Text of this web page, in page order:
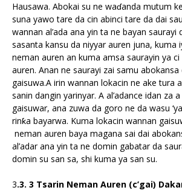
Hausawa. Abokai su ne waɗanda mutum
suna yawo tare da cin abinci tare da dai
wannan al’ada ana yin ta ne bayan saurayi
sasanta kansu da niyyar auren juna, kuma
neman auren an kuma amsa saurayin ya
auren. Anan ne saurayi zai samu
gaisuwa.A irin wannan lokacin ne ake tura
sanin dangin yarinyar. A al’adance idan za
gaisuwar, ana zuwa da goro ne da wasu
rinƙa bayarwa. Kuma lokacin wannan
neman auren baya magana sai dai
al’adar ana yin ta ne domin gabatar da
domin su san sa, shi kuma ya san su.
3.3. 3 Tsarin Neman Auren (c’gai)